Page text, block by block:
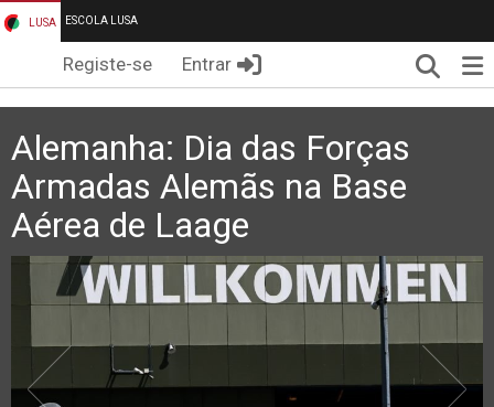
LUSA ESCOLA LUSA
Registe-se Entrar
Alemanha: Dia das Forças
Armadas Alemãs na Base
Aérea de Laage